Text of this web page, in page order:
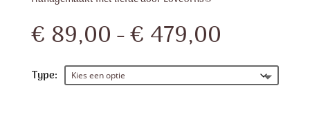
€ 89,00-€ 479,00
tot
€
Type: